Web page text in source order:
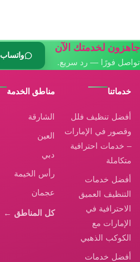
جاهزون لخدمتك الآن
تواصل فورًا — رد سريع.
واتساب
خدماتنا
أفضل تنظيف فلل
وقصور في الإمارات
– خدمات احترافية
متكاملة
أفضل خدمات
التنظيف العميق
الاحترافية في
الإمارات مع
الكوكب الذهبي
أفضل خدمات
مناطق الخدمة
الشارقة
العين
دبي
رأس الخيمة
عجمان
كل المناطق ←